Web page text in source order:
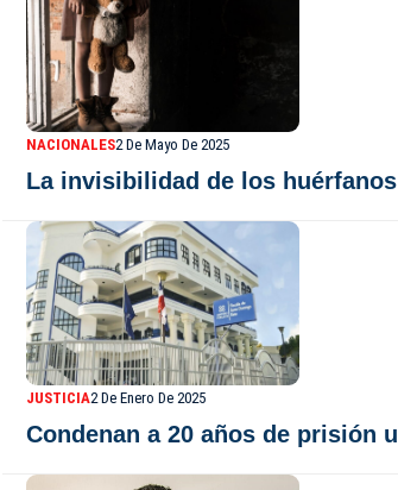
NACIONALES2 De Mayo De 2025
La invisibilidad de los
JUSTICIA2 De Enero De 2025
Condenan a 20 años de prisión